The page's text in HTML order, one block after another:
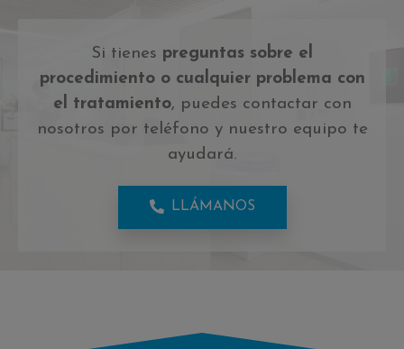
Si tienes preguntas sobre el
procedimiento o cualquier problema con
el tratamiento, puedes contactar con
nosotros por teléfono y nuestro equipo te
ayudará.
LLÁMANOS